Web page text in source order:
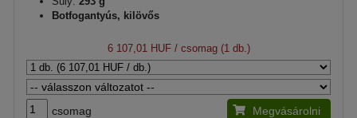
Botfogantyús, kilövős
6 107,01 HUF/ csomag (1 db.)
csomag Megvásárolni